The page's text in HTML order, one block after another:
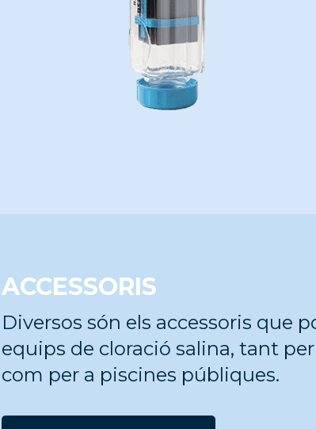
ACCESSORIS
Diversos són els accessoris que
equips de cloració salina, tant
com per a piscines públiques.